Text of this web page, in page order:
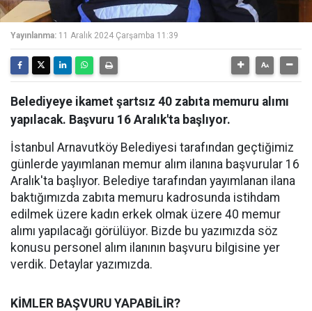
Yayınlanma: 11 Aralık 2024 Çarşamba 11:39
Belediyeye ikamet şartsız 40 zabıta memuru alımı
yapılacak. Başvuru 16 Aralık'ta başlıyor.
İstanbul Arnavutköy Belediyesi tarafından geçtiğimiz
günlerde yayımlanan memur alım ilanına başvurular 16
Aralık'ta başlıyor. Belediye tarafından yayımlanan ilana
baktığımızda zabıta memuru kadrosunda istihdam
edilmek üzere kadın erkek olmak üzere 40 memur
alımı yapılacağı görülüyor. Bizde bu yazımızda söz
konusu personel alım ilanının başvuru bilgisine yer
verdik. Detaylar yazımızda.
KİMLER BAŞVURU YAPABİLİR?